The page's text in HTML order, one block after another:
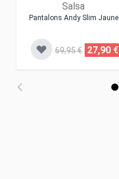
Salsa
Pantalons Andy Slim Jaune
69,95 € 27,90 €